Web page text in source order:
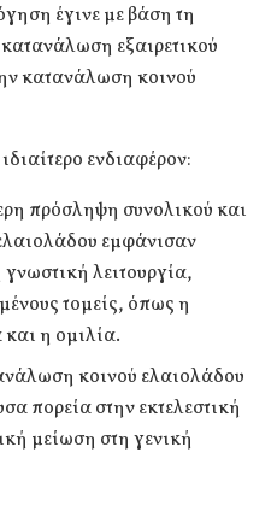
έγινε με βάση τη
εξαιρετικού
κατανάλωση κοινού
ενδιαφέρον:
πρόσληψη συνολικού και
εμφάνισαν
λειτουργία,
τομείς, όπως η
και η ομιλία.
κοινού ελαιολάδου
πορεία στην εκτελεστική
μείωση στη γενική